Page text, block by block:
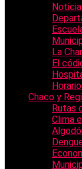
La
El
Chaco y
Rutas
Clima